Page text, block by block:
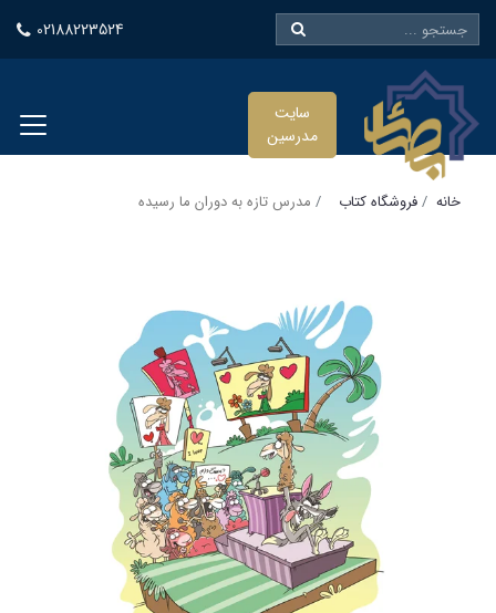
02188223524
سایت
مدرسین
خانه فروشگاه کتاب مدرس تازه به دوران ما رسیده